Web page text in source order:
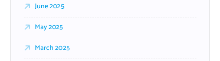
June 2025
May 2025
March 2025